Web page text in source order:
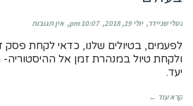
נטלי שניידר יולי 19, 2018 10:07 pm אין תגובות
לפעמים, בטיולים שלנו, כדאי לקחת פסק
ולקחת טיול במנהרת זמן אל ההיסטוריה-
יעד.
קרא עוד ←